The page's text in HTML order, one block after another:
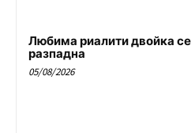
Любима риалити двойка се
разпадна
05/08/2026